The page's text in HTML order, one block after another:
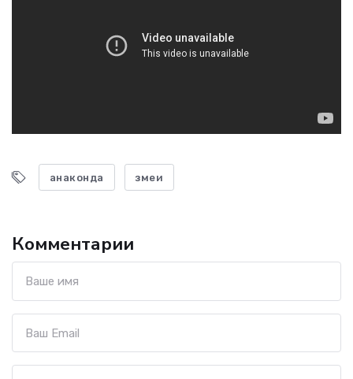
анаконда змеи
Комментарии